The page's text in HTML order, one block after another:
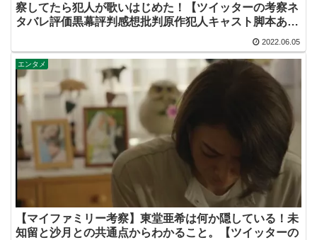
察してたら犯人が歌いはじめた！【ツイッターの考察ネ
タバレ評価黒幕評判感想批判原作犯人キャスト脚本あら
2022.06.05
エンタメ
【マイファミリー考察】東堂亜希は何か隠している！未
知留と沙月との共通点からわかること。【ツイッターの